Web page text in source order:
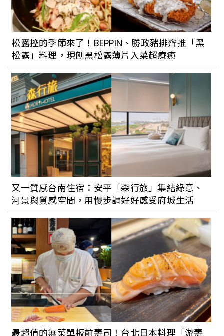
松露控的季節來了！BEPPIN、勝政豬排齊推「黑
松露」料理，現刨黑松露薄片入菜超療癒
又一質感台南住宿：安平「森行旅」集結綠意、
河景與質感空間，用慢步調好好感受府城生活
最超值的無菜單板前壽司！台北日本料理「游壽